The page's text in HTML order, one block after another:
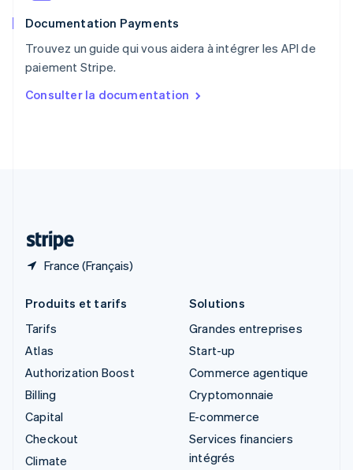
Documentation Payments
Trouvez un guide qui vous aidera à intégrer les API de
paiement Stripe.
Consulter la documentation
France (Français)
Royaume-Uni
Singapour
English 简体中文
English
Produits et tarifs
Tarifs
Atlas
Authorization Boost
Billing
Capital
Checkout
Climate
Solutions
Grandes entreprises
Start-up
Commerce agentique
Cryptomonnaie
E-commerce
Services financiers
intégrés